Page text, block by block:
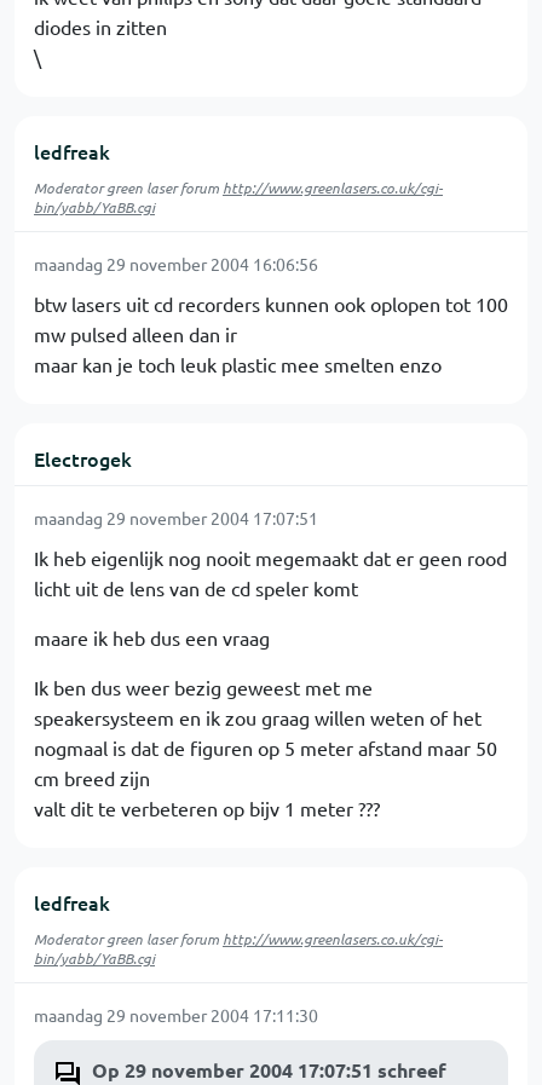
diodes in zitten
\
ledfreak
Moderator green laser forum http://www.greenlasers.co.uk/cgi-
bin/yabb/YaBB.cgi
maandag 29 november 2004 16:06:56
btw lasers uit cd recorders kunnen ook oplopen tot 100
mw pulsed alleen dan ir
maar kan je toch leuk plastic mee smelten enzo
Electrogek
maandag 29 november 2004 17:07:51
Ik heb eigenlijk nog nooit megemaakt dat er geen rood
licht uit de lens van de cd speler komt
maare ik heb dus een vraag
Ik ben dus weer bezig geweest met me
speakersysteem en ik zou graag willen weten of het
nogmaal is dat de figuren op 5 meter afstand maar 50
cm breed zijn
valt dit te verbeteren op bijv 1 meter ???
ledfreak
Moderator green laser forum http://www.greenlasers.co.uk/cgi-
bin/yabb/YaBB.cgi
maandag 29 november 2004 17:11:30
Op 29 november 2004 17:07:51 schreef